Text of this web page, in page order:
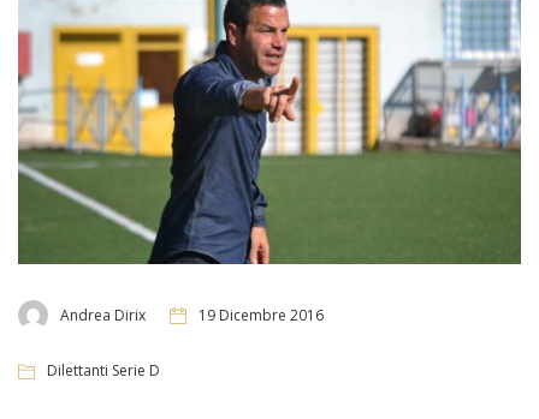
Andrea Dirix 19 Dicembre 2016
Dilettanti Serie D